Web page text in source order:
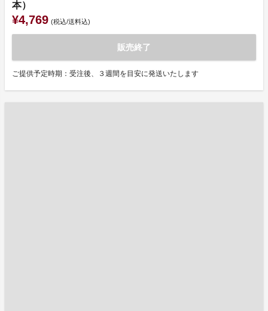
本）
¥4,769 (税込/送料込)
販売終了
ご提供予定時期：受注後、３週間を目安に発送いたします